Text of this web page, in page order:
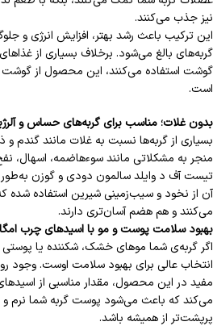
نیز جذب می‌کنند.
این ترکیب باعث رشد بهتر، افزایش انرژی و
گربه‌های بالغ می‌شود. برخلاف بسیاری از
گوشت استفاده می‌کنند، این محصول از
است.
بدون غلات؛ مناسب برای گربه‌های حساس و
بسیاری از گربه‌ها نسبت به غلات مانند گندم
منجر به مشکلاتی مانند سوءهاضمه،
تیست آف د وایلد سالمون دودی و گوزن
آن از نخود و سیب‌زمینی شیرین استفاده شده که
می‌کنند و هم هضم آسان‌تری دارند.
بهبود سلامت پوست و مو با اسیدهای چرب امگا ۳ و
اگر گربه‌ی شما موهای خشک، شکننده یا
انتخاب عالی برای بهبود سلامت اوست. وجود
می‌کند که باعث می‌شود پوست گربه شما نرم و
پرپشت‌تر از همیشه باشد.